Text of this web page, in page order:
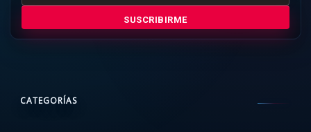
SUSCRIBIRME
CATEGORÍAS